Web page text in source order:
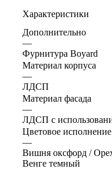
Характеристики
Дополнительно
—
Фурнитура Boyard
Материал корпуса
—
ЛДСП
Материал фасада
—
ЛДСП с
Цветовое исполнение
—
Вишня оксфорд /
Венге темный